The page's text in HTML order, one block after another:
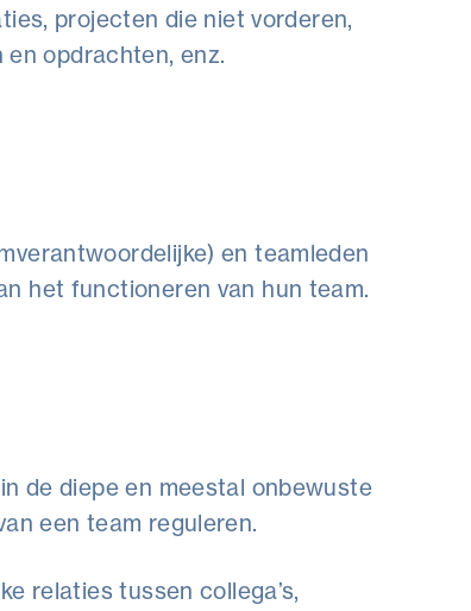
projecten die niet vorderen,
opdrachten, enz.
en teamleden
het functioneren van hun team.
de diepe en meestal onbewuste
een team reguleren.
relaties tussen collega’s,